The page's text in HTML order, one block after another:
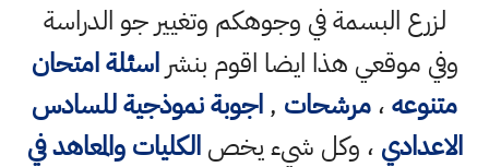
لزرع البسمة في وجوهكم وتغيير جو الدراسة
وفي موقعي هذا ايضا اقوم بنشراسئلة امتحان
متنوعه،مرشحات ,اجوبة نموذجية للسادس
الاعدادي ، وكل شيء يخصالكليات والمعاهد في